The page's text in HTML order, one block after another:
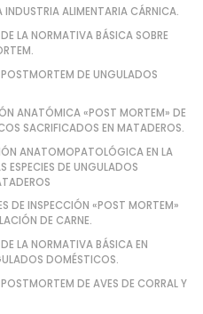
ALIMENTARIA CÁRNICA.
LA NORMATIVA BÁSICA SOBRE
DE UNGULADOS
ANATÓMICA «POST MORTEM» DE
SACRIFICADOS EN MATADEROS.
ANATOMOPATOLÓGICA EN LA
ESPECIES DE UNGULADOS
DE INSPECCIÓN «POST MORTEM»
DE CARNE.
LA NORMATIVA BÁSICA EN
DOMÉSTICOS.
DE AVES DE CORRAL Y